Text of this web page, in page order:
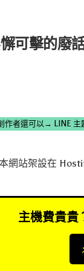
可擊的廢
作者還可以→ LINE 主
網站架設在
主機費貴貴